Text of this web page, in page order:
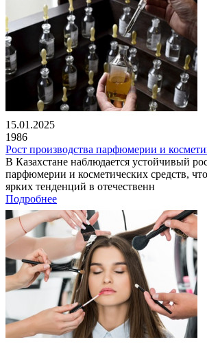
15.01.2025
1986
Рост производства парфюмерии и
В Казахстане наблюдается устойчивый
парфюмерии и косметических средств,
ярких тенденций в отечественн
Подробнее